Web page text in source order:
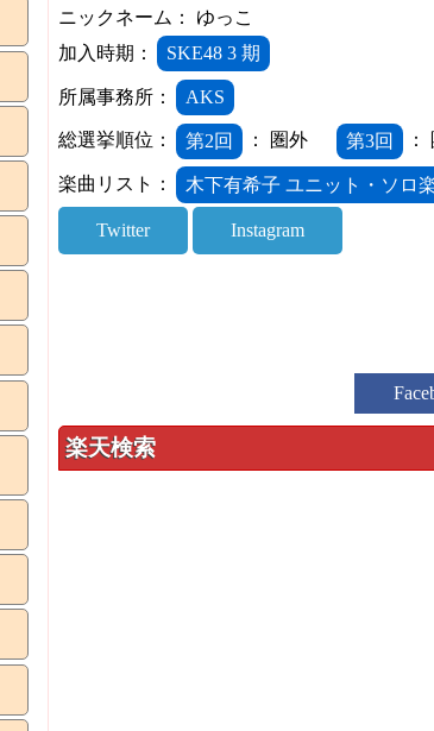
ニックネーム： ゆっこ
加入時期：
SKE48 3 期
所属事務所： AKS
総選挙順位： 第2回 ： 圏外 第3回
楽曲リスト： 木下有希子 ユニット・ソロ
Twitter Instagram
楽天検索